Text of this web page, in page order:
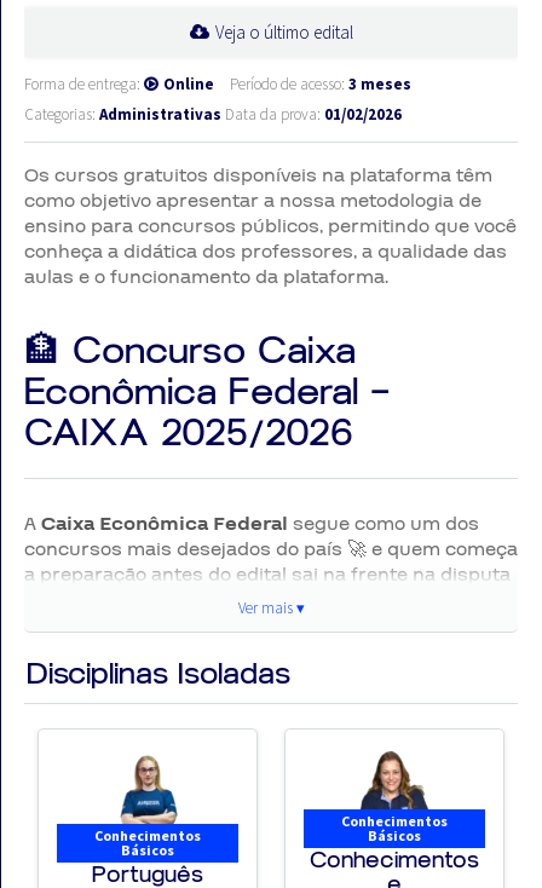
Veja o último edital
Forma de entrega: Online Período de acesso: 3 meses
Categorias: Administrativas Data da prova: 01/02/2026
Os cursos gratuitos disponíveis na plataforma têm
como objetivo apresentar a nossa metodologia de
ensino para concursos públicos, permitindo que você
conheça a didática dos professores, a qualidade das
aulas e o funcionamento da plataforma.
🏦 Concurso Caixa
Econômica Federal –
CAIXA 2025/2026
ACaixa Econômica Federal segue como um dos
concursos mais desejados do país 🚀 e quem começa
a preparação antes do edital sai na frente na disputa
Após o último concurso organizado pela
CESGRANRIO, a tendência é de manutenção da
estrutura da prova e das principais disciplinas
cobradas, tornando este o momento ideal para iniciar
sua preparação. 📚🔥
Pensando nisso, oAlfaCon disponibilizou umcurso
gratuito de Conhecimentos Básicos para Todos
os Cargos, desenvolvido com foco nos conteúdos
Ver mais ▾
Disciplinas Isoladas
Conhecimentos
Básicos
Português
Conhecimentos
Básicos
Conhecimentos